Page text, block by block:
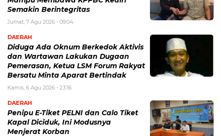
Semakin Berintegritas
Jumat, 7 Agu 2026 - 09:04
DAERAH
Diduga Ada Oknum Berkedok Aktivis
dan Wartawan Lakukan Dugaan
Pemerasan, Ketua LSM Forum Rakyat
Bersatu Minta Aparat Bertindak
Kamis, 6 Agu 2026 - 23:16
DAERAH
Penipu E-Tiket PELNI dan Calo Tiket
Kapal Diciduk, Ini Modusnya
Menjerat Korban